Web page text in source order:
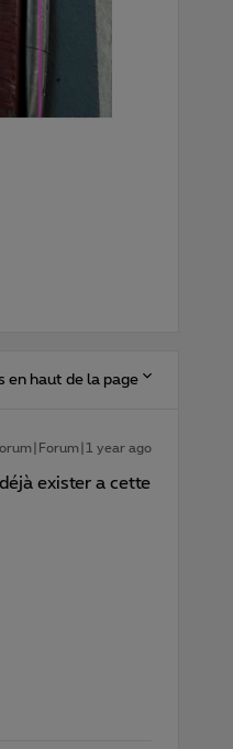
en haut de la page
year ago
exister a cette